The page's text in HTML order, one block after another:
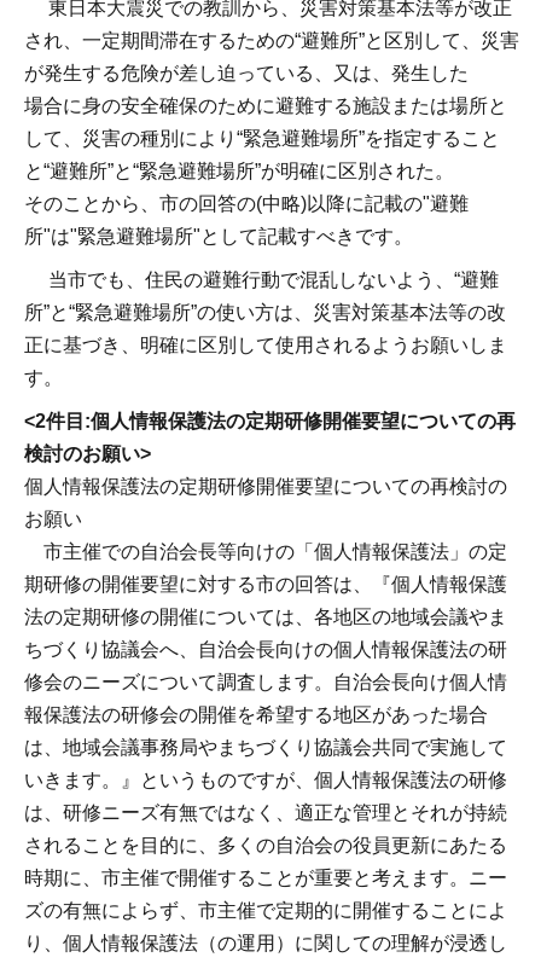
東日本大震災での教訓から、災害対策基本法等が改正
され、一定期間滞在するための“避難所”と区別して、災害
が発生する危険が差し迫っている、又は、発生した
場合に身の安全確保のために避難する施設または場所と
して、災害の種別により“緊急避難場所”を指定すること
と“避難所”と“緊急避難場所”が明確に区別された。
そのことから、市の回答の(中略)以降に記載の"避難
所"は"緊急避難場所"として記載すべきです。
当市でも、住民の避難行動で混乱しないよう、“避難
所”と“緊急避難場所”の使い方は、災害対策基本法等の改
正に基づき、明確に区別して使用されるようお願いしま
す。
<2件目:個人情報保護法の定期研修開催要望についての再
検討のお願い>
個人情報保護法の定期研修開催要望についての再検討の
お願い
市主催での自治会長等向けの「個人情報保護法」の定
期研修の開催要望に対する市の回答は、『個人情報保護
法の定期研修の開催については、各地区の地域会議やま
ちづくり協議会へ、自治会長向けの個人情報保護法の研
修会のニーズについて調査します。自治会長向け個人情
報保護法の研修会の開催を希望する地区があった場合
は、地域会議事務局やまちづくり協議会共同で実施して
いきます。』というものですが、個人情報保護法の研修
は、研修ニーズ有無ではなく、適正な管理とそれが持続
されることを目的に、多くの自治会の役員更新にあたる
時期に、市主催で開催することが重要と考えます。ニー
ズの有無によらず、市主催で定期的に開催することによ
り、個人情報保護法（の運用）に関しての理解が浸透し